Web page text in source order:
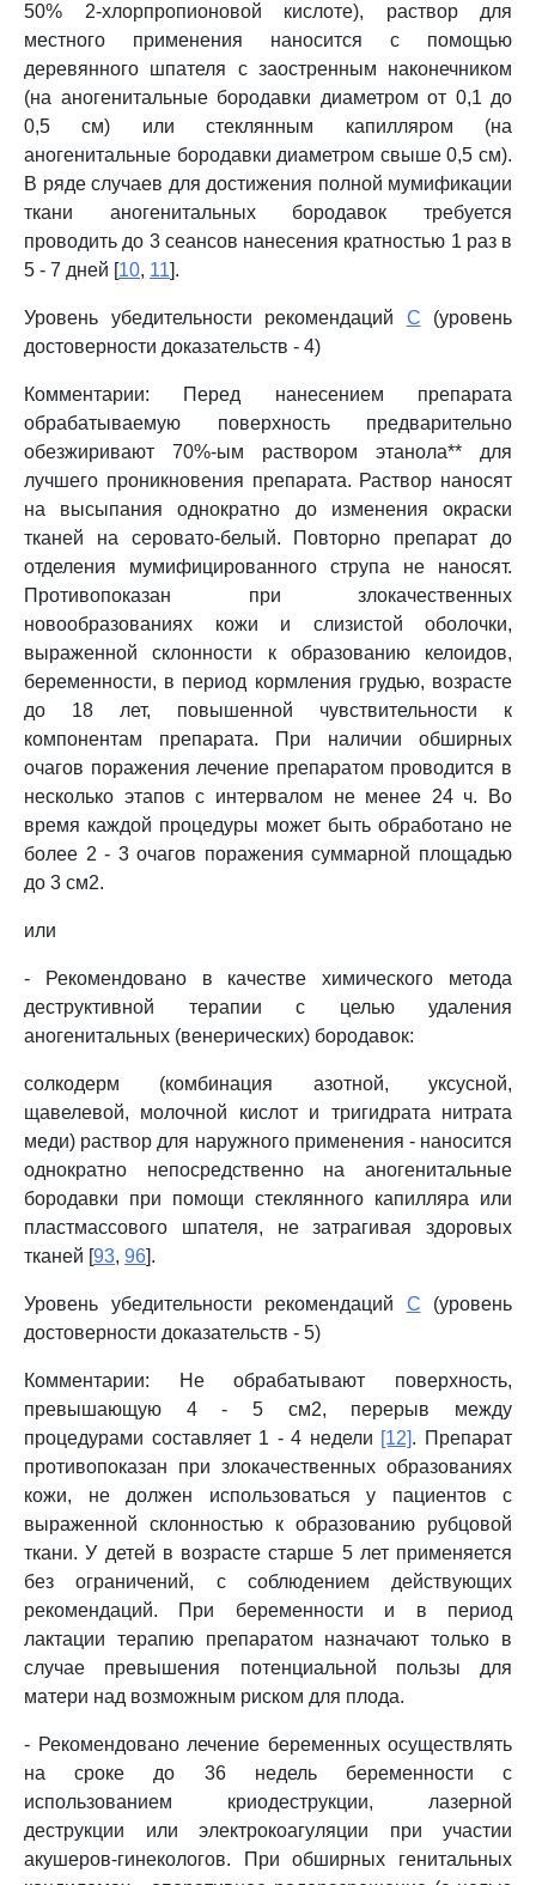
50% 2-хлорпропионовой кислоте), раствор для
местного применения наносится с помощью
деревянного шпателя с заостренным наконечником
(на аногенитальные бородавки диаметром от 0,1 до
0,5 см) или стеклянным капилляром (на
аногенитальные бородавки диаметром свыше 0,5 см).
В ряде случаев для достижения полной мумификации
ткани аногенитальных бородавок требуется
проводить до 3 сеансов нанесения кратностью 1 раз в
5 - 7 дней [10, 11].
Уровень убедительности рекомендаций C (уровень
достоверности доказательств - 4)
Комментарии: Перед нанесением препарата
обрабатываемую поверхность предварительно
обезжиривают 70%-ым раствором этанола** для
лучшего проникновения препарата. Раствор наносят
на высыпания однократно до изменения окраски
тканей на серовато-белый. Повторно препарат до
отделения мумифицированного струпа не наносят.
Противопоказан при злокачественных
новообразованиях кожи и слизистой оболочки,
выраженной склонности к образованию келоидов,
беременности, в период кормления грудью, возрасте
до 18 лет, повышенной чувствительности к
компонентам препарата. При наличии обширных
очагов поражения лечение препаратом проводится в
несколько этапов с интервалом не менее 24 ч. Во
время каждой процедуры может быть обработано не
более 2 - 3 очагов поражения суммарной площадью
до 3 см2.
или
- Рекомендовано в качестве химического метода
деструктивной терапии с целью удаления
аногенитальных (венерических) бородавок:
солкодерм (комбинация азотной, уксусной,
щавелевой, молочной кислот и тригидрата нитрата
меди) раствор для наружного применения - наносится
однократно непосредственно на аногенитальные
бородавки при помощи стеклянного капилляра или
пластмассового шпателя, не затрагивая здоровых
тканей [93, 96].
Уровень убедительности рекомендаций C (уровень
достоверности доказательств - 5)
Комментарии: Не обрабатывают поверхность,
превышающую 4 - 5 см2, перерыв между
процедурами составляет 1 - 4 недели [12]. Препарат
противопоказан при злокачественных образованиях
кожи, не должен использоваться у пациентов с
выраженной склонностью к образованию рубцовой
ткани. У детей в возрасте старше 5 лет применяется
без ограничений, с соблюдением действующих
рекомендаций. При беременности и в период
лактации терапию препаратом назначают только в
случае превышения потенциальной пользы для
матери над возможным риском для плода.
- Рекомендовано лечение беременных осуществлять
на сроке до 36 недель беременности с
использованием криодеструкции, лазерной
деструкции или электрокоагуляции при участии
акушеров-гинекологов. При обширных генитальных